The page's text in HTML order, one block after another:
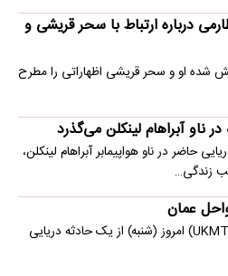
درباره ارتباط با سحر قریشی و
شده او و سحر قریشی اظهاراتی را مطرح
ناو آبراهام لینکلن می‌گذرد
حاضر در ناو هواپیمابر آبراهام لینکلن،
زندگی…
عمان
عملیات تجارت دریایی بریتانیا (UKMTO) امروز (شنبه) از یک حادثه دریایی